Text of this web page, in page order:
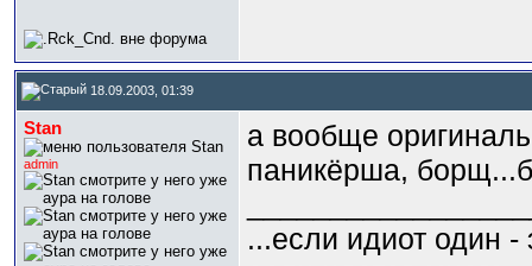
18.09.2003, 01:39
Stan
admin
а вообще
паникёрша,
...если идиот один -